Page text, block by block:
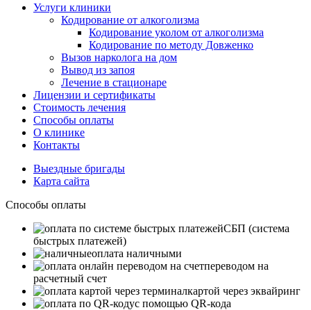
Услуги клиники
Кодирование от алкоголизма
Кодирование уколом от алкоголизма
Кодирование по методу Довженко
Вызов нарколога на дом
Вывод из запоя
Лечение в стационаре
Лицензии и сертификаты
Стоимость лечения
Способы оплаты
О клинике
Контакты
Выездные бригады
Карта сайта
Способы оплаты
СБП (система
быстрых платежей)
оплата наличными
переводом на
расчетный счет
картой через эквайринг
с помощью QR-кода